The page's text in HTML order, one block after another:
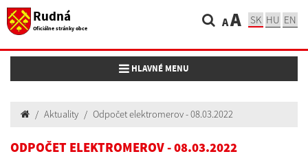
Rudná
Oficiálne stránky obce AA SK HU EN
Toggle navigation
HLAVNÉ MENU
Aktuality Odpočet elektromerov - 08.03.2022
ODPOČET ELEKTROMEROV - 08.03.2022